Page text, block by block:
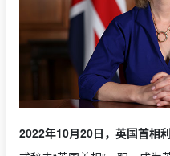
2022年10月20日，英国首相